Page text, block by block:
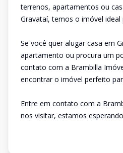
terrenos, apartamentos ou
Gravataí, temos o imóvel ideal
Se você quer alugar casa em
apartamento ou procura um
contato com a Brambilla
encontrar o imóvel perfeito
Entre em contato com a
nos visitar, estamos